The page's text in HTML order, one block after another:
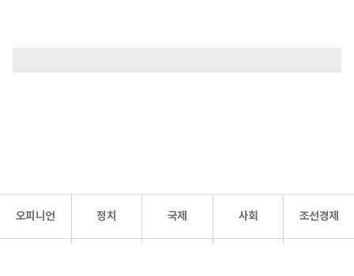
오피니언 정치 국제 사회 조선경제